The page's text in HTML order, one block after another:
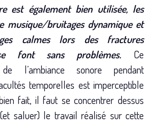
est également bien utilisée, les
musique/bruitages dynamique et
calmes lors des fractures
font sans problèmes.
Ce
de l’ambiance sonore pendant
temporelles est imperceptible
fait, il faut se concentrer dessus
saluer) le travail réalisé sur cette